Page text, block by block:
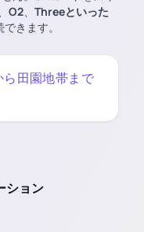
O2、 Threeといった
きます。
田園地帯まで
ション